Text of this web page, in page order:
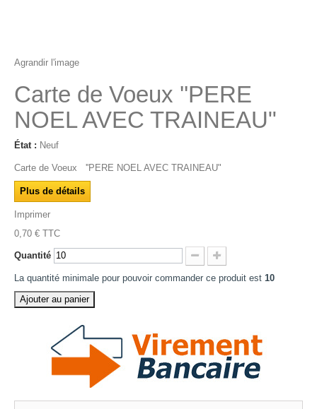
Agrandir l'image
Carte de Voeux ''PERE
NOEL AVEC TRAINEAU"
État : Neuf
Carte de Voeux ''PERE NOEL AVEC TRAINEAU"
Plus de détails
Imprimer
0,70 € TTC
Quantité
La quantité minimale pour pouvoir commander ce produit est 10
Ajouter au panier